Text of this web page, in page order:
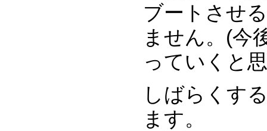
ブートさせ
ません。(今
っていくと
しばらくす
ます。